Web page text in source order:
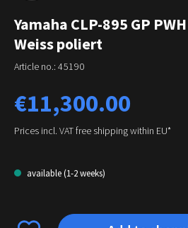
Yamaha CLP-895 GP
Weiss poliert
Article no.: 45190
Regular price:
€11,300.00
Prices incl. VAT free shipping within EU*
available (1-2 weeks)